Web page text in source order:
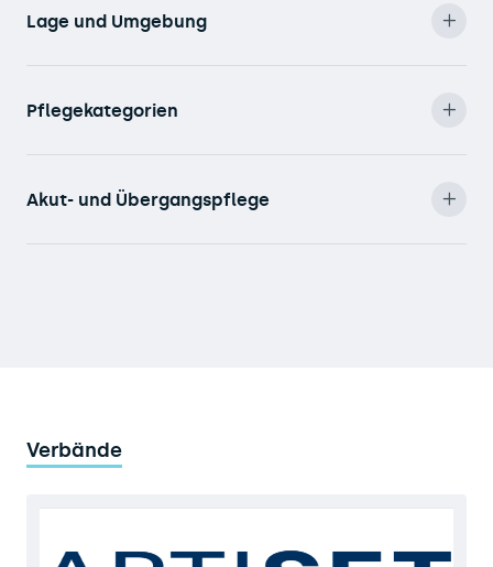
Lage und Umgebung
Pflegekategorien
Akut- und Übergangspflege
Verbände